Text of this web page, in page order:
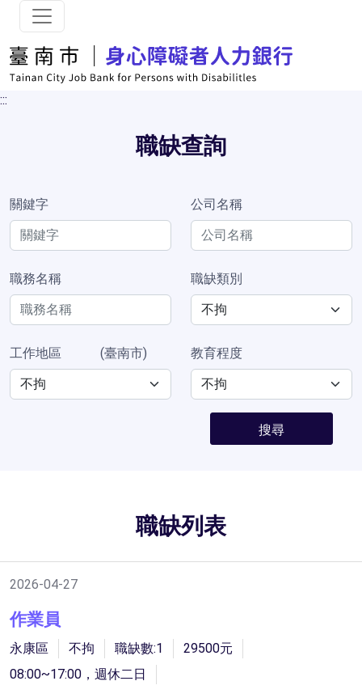
跳到主要內容
:::
職缺查詢
關鍵字 公司名稱
職務名稱 職缺類別
工作地區 (臺南市) 教育程度
搜尋
職缺列表
2026-04-27
作業員
永康區 不拘 職缺數:1
29500元
08:00~17:00，週休二日